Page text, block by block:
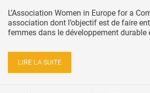
L’Association Women in Europe for a
association dont l’objectif est de faire
femmes dans le développement durable
LIRE LA SUITE